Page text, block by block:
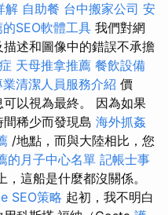
解 自助餐 台中搬家公司 安
SEO軟體工具 我們對網
述和圖像中的錯誤不承擔
天母推拿推薦 餐飲設備
業清潔人員服務介紹 價
以視為最終。 因為如果
稀少而發現島 海外抓姦
/地點，而與大陸相比，您
的月子中心名單 記帳士事
這船是什麼都沒關係。
SEO策略 起初，我不明白